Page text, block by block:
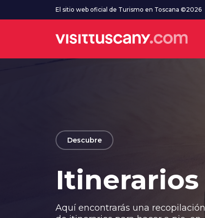
Ve al contenido principalEl sitio web oficial de Turismo en Toscana ©2026
arrow_backDescubre
Itinerarios
Aquí encontrarás una recopilación